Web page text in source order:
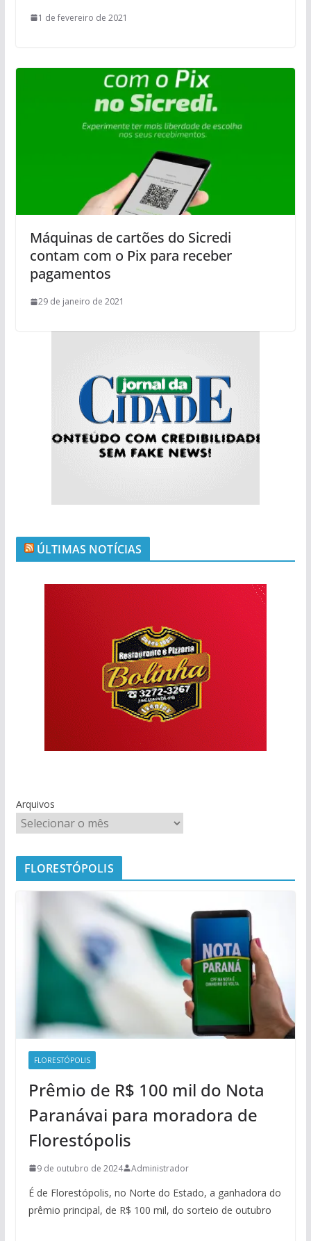
1 de fevereiro de 2021
Máquinas de cartões do Sicredi
contam com o Pix para receber
pagamentos
29 de janeiro de 2021
ÚLTIMAS NOTÍCIAS
Arquivos
FLORESTÓPOLIS
FLORESTÓPOLIS
Prêmio de R$ 100 mil do Nota
Paranávai para moradora de
Florestópolis
9 de outubro de 2024 Administrador
É de Florestópolis, no Norte do Estado, a ganhadora do
prêmio principal, de R$ 100 mil, do sorteio de outubro